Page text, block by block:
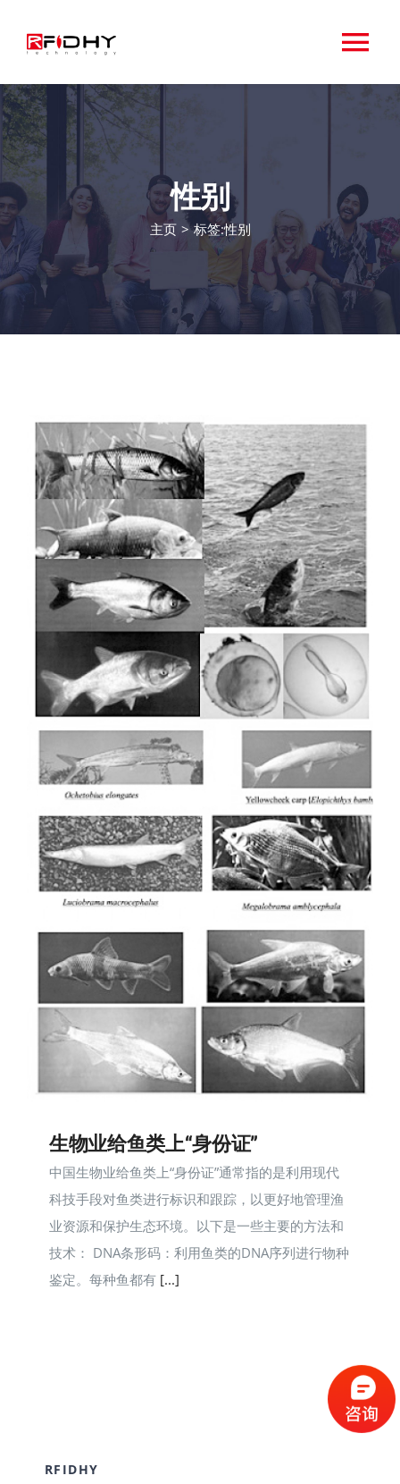
容
切
航
关于RFIDHY
首页
RFID标签
应用领域
联系我们 马上
性别
主页 > 标签:性别
生物业给鱼类上“身份证”
中国生物业给鱼类上“身份证”通常指的是利用现代
科技手段对鱼类进行标识和跟踪，以更好地管理渔
业资源和保护生态环境。以下是一些主要的方法和
技术： DNA条形码：利用鱼类的DNA序列进行物种
鉴定。每种鱼都有 [...]
RFIDHY